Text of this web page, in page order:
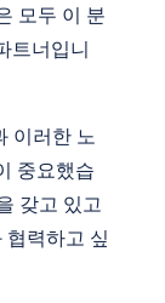
모두 이 분
트너입니
이러한 노
중요했습
갖고 있고
력하고 싶